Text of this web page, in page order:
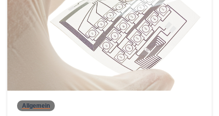
Allgemein